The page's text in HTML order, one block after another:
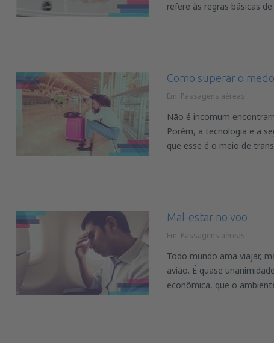
refere às regras básicas de
Como superar o
Em: Passagens aéreas
Não é incomum
Porém, a tecnologia e a
que esse é o meio de
Mal-estar no voo
Em: Passagens aéreas
Todo mundo ama viajar,
avião. É quase
econômica, que o